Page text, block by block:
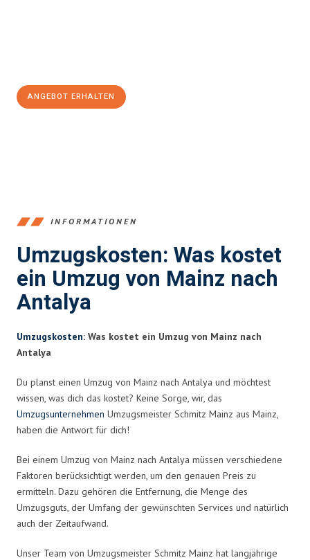
ANGEBOT ERHALTEN
INFORMATIONEN
Umzugskosten: Was kostet
ein Umzug von Mainz nach
Antalya
Umzugskosten: Was kostet ein Umzug von Mainz nach
Antalya
Du planst einen Umzug von Mainz nach Antalya und möchtest
wissen, was dich das kostet? Keine Sorge, wir, das
Umzugsunternehmen Umzugsmeister Schmitz Mainz aus Mainz,
haben die Antwort für dich!
Bei einem Umzug von Mainz nach Antalya müssen verschiedene
Faktoren berücksichtigt werden, um den genauen Preis zu
ermitteln. Dazu gehören die Entfernung, die Menge des
Umzugsguts, der Umfang der gewünschten Services und natürlich
auch der Zeitaufwand.
Unser Team von Umzugsmeister Schmitz Mainz hat langjährige